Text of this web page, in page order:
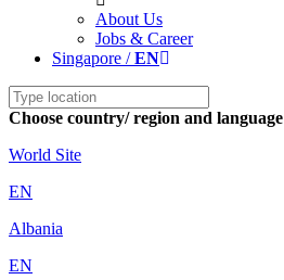
About Us
Jobs & Career
Singapore /EN
Choose country/ region and language
World Site
EN
Albania
EN